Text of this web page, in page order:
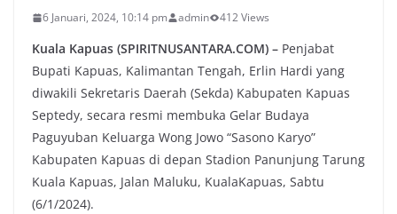
6 Januari, 2024, 10:14 pm admin 412 Views
Kuala Kapuas (SPIRITNUSANTARA.COM) – Penjabat
Bupati Kapuas, Kalimantan Tengah, Erlin Hardi yang
diwakili Sekretaris Daerah (Sekda) Kabupaten Kapuas
Septedy, secara resmi membuka Gelar Budaya
Paguyuban Keluarga Wong Jowo “Sasono Karyo”
Kabupaten Kapuas di depan Stadion Panunjung Tarung
Kuala Kapuas, Jalan Maluku, KualaKapuas, Sabtu
(6/1/2024).